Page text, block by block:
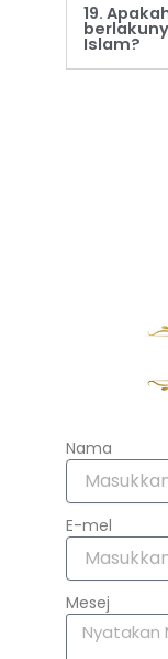
19.
Islam?
Nama
E-mel
Mesej